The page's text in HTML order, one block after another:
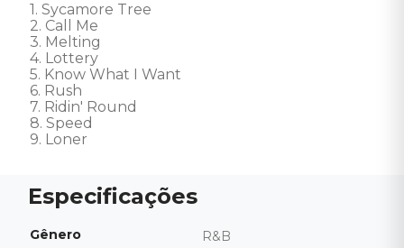
1. Sycamore Tree
2. Call Me
3. Melting
4. Lottery
5. Know What I Want
6. Rush
7. Ridin' Round
8. Speed
9. Loner
Gênero R&B